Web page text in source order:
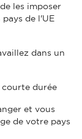
les imposer
de l'UE
dans un
courte durée
et vous
de votre pays